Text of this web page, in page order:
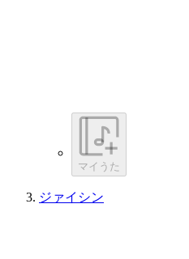
マイうた
ジァイシン